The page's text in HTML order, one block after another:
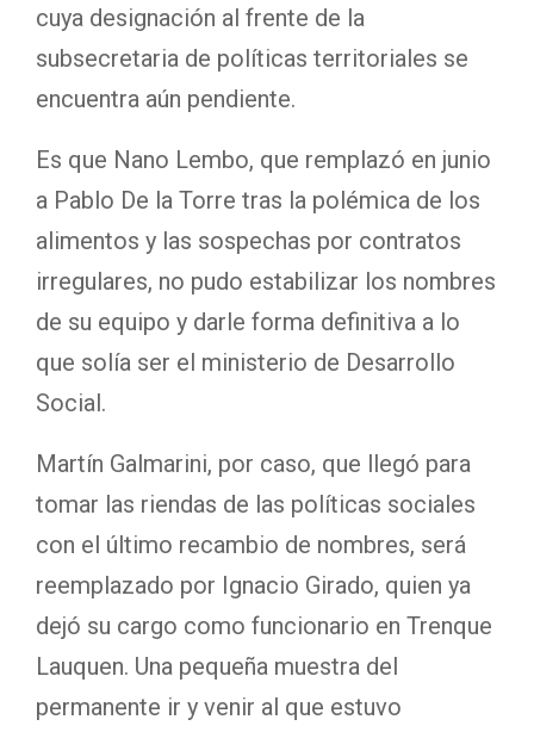
cuya designación al frente de la
subsecretaria de políticas territoriales se
encuentra aún pendiente.
Es que Nano Lembo, que remplazó en junio
a Pablo De la Torre tras la polémica de los
alimentos y las sospechas por contratos
irregulares, no pudo estabilizar los nombres
de su equipo y darle forma definitiva a lo
que solía ser el ministerio de Desarrollo
Social.
Martín Galmarini, por caso, que llegó para
tomar las riendas de las políticas sociales
con el último recambio de nombres, será
reemplazado por Ignacio Girado, quien ya
dejó su cargo como funcionario en Trenque
Lauquen. Una pequeña muestra del
permanente ir y venir al que estuvo